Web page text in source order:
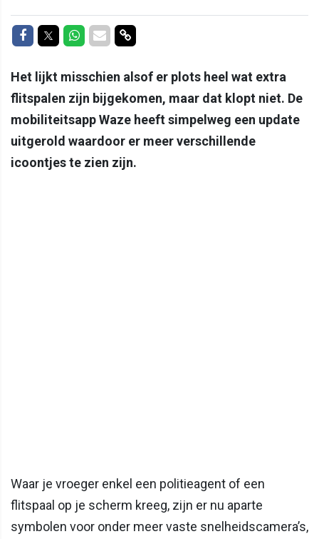
Delen op Facebook
Delen op Twitter
Delen op Whatsapp
Delen via Mail
Delen via link
Het lijkt misschien alsof er plots heel wat extra
flitspalen zijn bijgekomen, maar dat klopt niet. De
mobiliteitsapp Waze heeft simpelweg een update
uitgerold waardoor er meer verschillende
icoontjes te zien zijn.
Waar je vroeger enkel een politieagent of een
flitspaal op je scherm kreeg, zijn er nu aparte
symbolen voor onder meer vaste snelheidscamera’s,